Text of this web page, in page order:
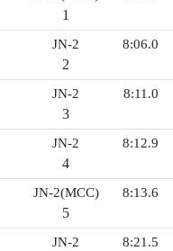
1
JN-2
2
8:06.0
JN-2
3
8:11.0
JN-2
4
8:12.9
JN-2(MCC)
5
8:13.6
JN-2 8:21.5